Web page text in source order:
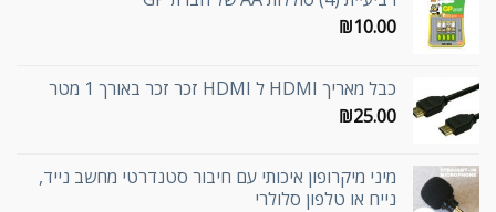
₪10.00
כבל מאריך HDMI ל HDMI זכר זכר באורך 1 מטר
₪25.00
מיני מיקרופון איכותי עם חיבור סטנדרטי מחשב נייד,
נייח או טלפון סלולרי